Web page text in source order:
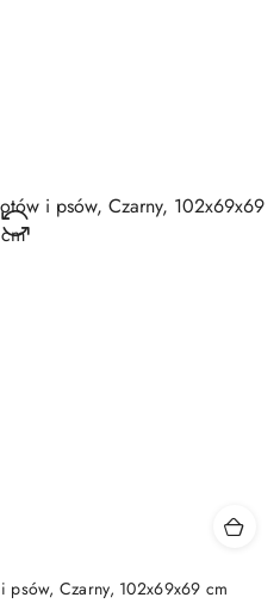
psów, Czarny, 102x69x69 cm